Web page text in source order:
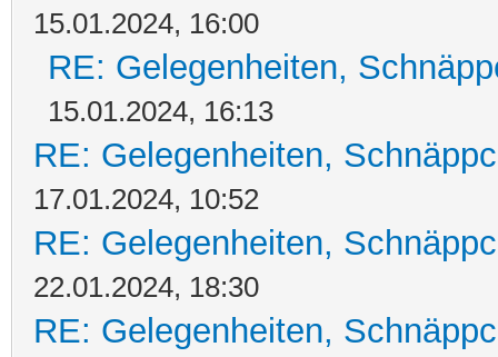
15.01.2024, 16:00
RE: Gelegenheiten,
15.01.2024, 16:13
RE: Gelegenheiten,
17.01.2024, 10:52
RE: Gelegenheiten,
22.01.2024, 18:30
RE: Gelegenheiten,